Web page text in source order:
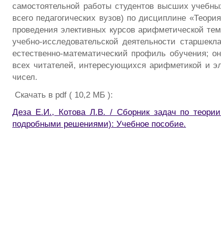
самостоятельной работы студентов высших
всего педагогических вузов) по дисциплине
проведения элективных курсов арифметической
учебно-исследовательской деятельности
естественно-математический профиль обучения;
всех читателей, интересующихся арифметикой и
чисел.
Скачать в pdf ( 10,2 МБ ):
Деза Е.И., Котова Л.В. / Сборник задач по
подробными решениями): Учебное пособие.